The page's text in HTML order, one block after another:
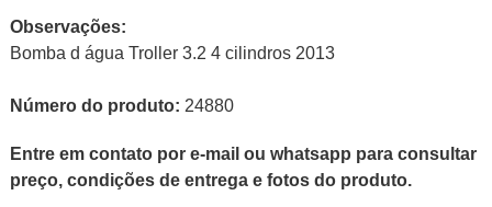
Observações:
Bomba d água Troller 3.2 4 cilindros 2013
Número do produto: 24880
Entre em contato por e-mail ou whatsapp para consultar
preço, condições de entrega e fotos do produto.